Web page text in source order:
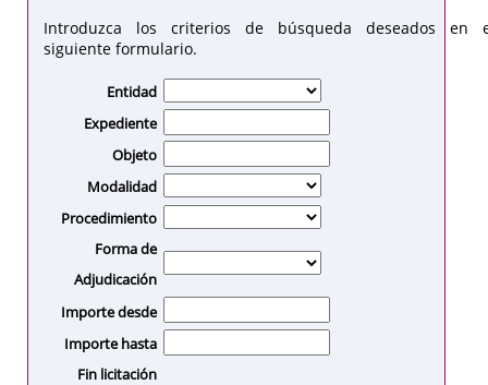
Introduzca los criterios de búsqueda deseados en
siguiente formulario.
Entidad
Expediente
Objeto
Modalidad
Procedimiento
Forma de
Adjudicación
Importe desde
Importe hasta
Fin licitación